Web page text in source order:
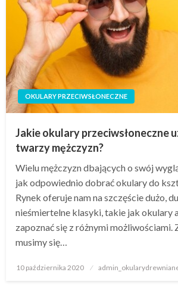
OKULARY PRZECIWSŁONECZNE
Jakie okulary przeciwsłoneczne
twarzy mężczyzn?
Wielu mężczyzn dbających o swój
jak odpowiednio dobrać okulary do
Rynek oferuje nam na szczęście dużo,
nieśmiertelne klasyki, takie jak okulary
zapoznać się z różnymi możliwościami.
musimy się…
Napisano
10 października 2020